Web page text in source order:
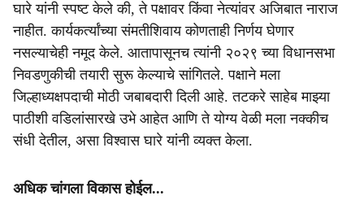
घारे यांनी स्पष्ट केले की, ते पक्षावर किंवा नेत्यांवर अजिबात नाराज
नाहीत. कार्यकर्त्यांच्या संमतीशिवाय कोणताही निर्णय घेणार
नसल्याचेही नमूद केले. आतापासूनच त्यांनी २०२९ च्या विधानसभा
निवडणुकीची तयारी सुरू केल्याचे सांगितले. पक्षाने मला
जिल्हाध्यक्षपदाची मोठी जबाबदारी दिली आहे. तटकरे साहेब माझ्या
पाठीशी वडिलांसारखे उभे आहेत आणि ते योग्य वेळी मला नक्कीच
संधी देतील, असा विश्वास घारे यांनी व्यक्त केला.
अधिक चांगला विकास होईल...